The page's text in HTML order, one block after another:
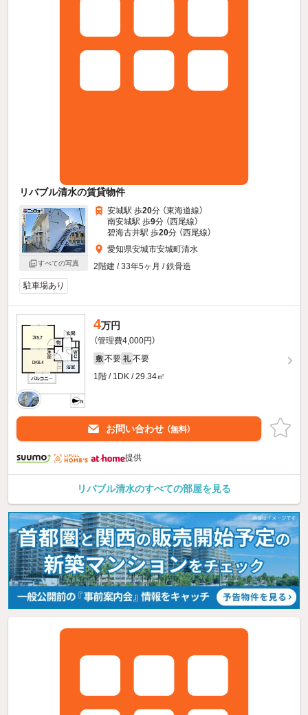
リバブル清水の賃貸物件
すべての写真
安城駅 歩20分 （東海道線）
南安城駅 歩9分 （西尾線）
碧海古井駅 歩20分 （西尾線）
愛知県安城市安城町清水
2階建 / 33年5ヶ月 / 鉄骨造
駐車場あり
4万円
（管理費4,000円）
敷 不要 礼 不要
1階 / 1DK / 29.34㎡
お問い合わせ （無料）
提供
リバブル清水のすべての部屋を見る